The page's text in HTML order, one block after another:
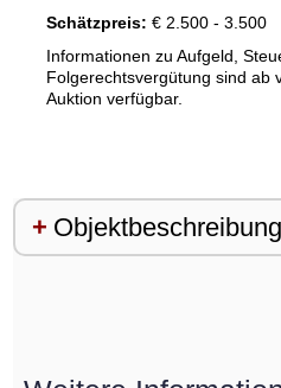
Schätzpreis: € 2.500 - 3.500
Informationen zu Aufgeld,
Folgerechtsvergütung sind ab
Auktion verfügbar.
Objektbeschreibung